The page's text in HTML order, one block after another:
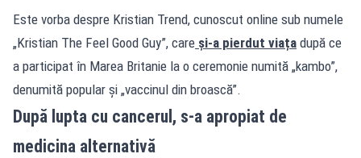
Este vorba despre Kristian Trend, cunoscut online sub numele
„Kristian The Feel Good Guy”, care și-a pierdut viața după ce
a participat în Marea Britanie la o ceremonie numită „kambo”,
denumită popular și „vaccinul din broască”.
După lupta cu cancerul, s-a apropiat de
medicina alternativă